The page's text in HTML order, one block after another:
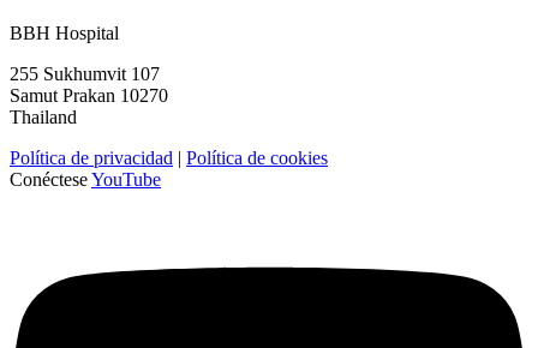
BBH Hospital
255 Sukhumvit 107
Samut Prakan 10270
Thailand
Política de privacidad | Política de cookies
ConécteseYouTube